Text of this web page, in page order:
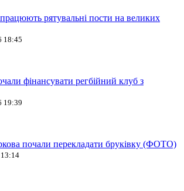
рятувальні пости на великих
18:45
фінансувати регбійний клуб з
19:39
почали перекладати бруківку (ФОТО)